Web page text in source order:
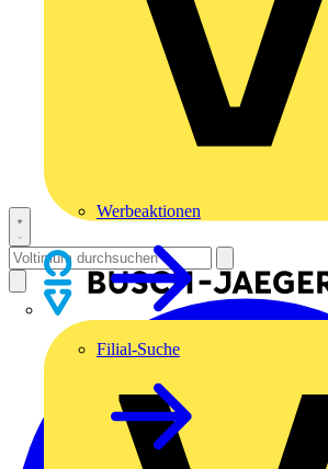
Werbeaktionen
Filial-Suche